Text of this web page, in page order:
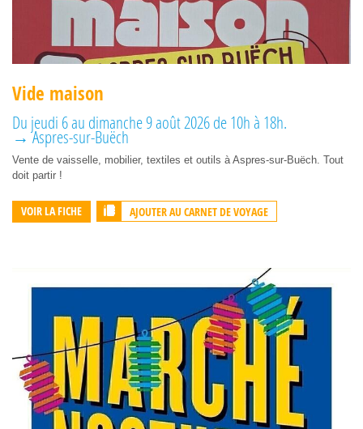
Vide maison
Du jeudi 6 au dimanche 9 août 2026 de 10h à 18h.
→ Aspres-sur-Buëch
Vente de vaisselle, mobilier, textiles et outils à Aspres-sur-Buëch. Tout
doit partir !
VOIR LA FICHE AJOUTER AU CARNET DE VOYAGE